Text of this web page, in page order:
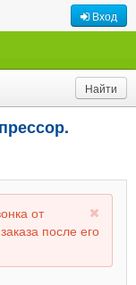
Вход
от
после его